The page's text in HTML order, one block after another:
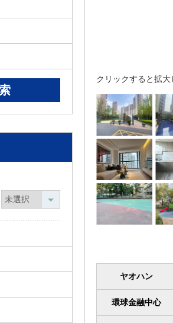
クリックすると拡大
ヤオハン
環球金融中心